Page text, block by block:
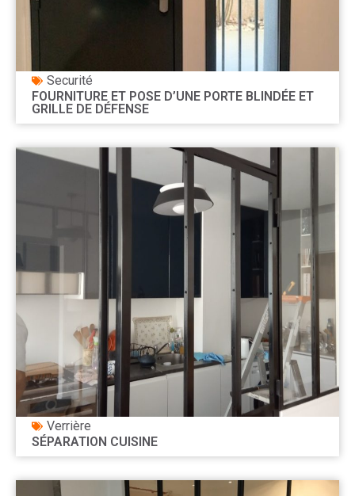
Securité
FOURNITURE ET POSE D’UNE PORTE BLINDÉE ET
GRILLE DE DÉFENSE
Verrière
SÉPARATION CUISINE